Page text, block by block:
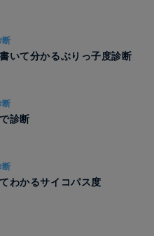
断
書いて分かるぶりっ子度診断
断
診断
断
わかるサイコパス度